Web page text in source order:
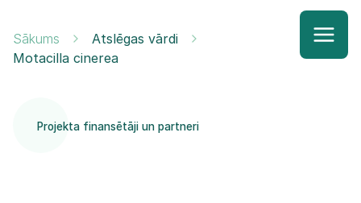
Sākums
Atslēgas vārdi
Motacilla cinerea
Projekta finansētāji un partneri